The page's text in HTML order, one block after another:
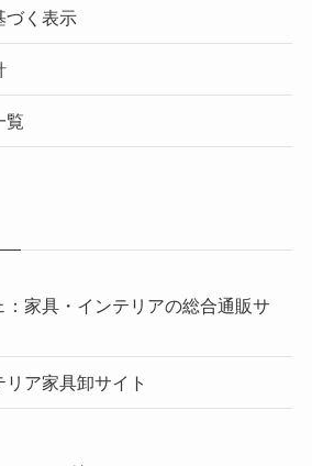
づく表示
覧
：家具・インテリアの総合通販サ
ア家具卸サイト